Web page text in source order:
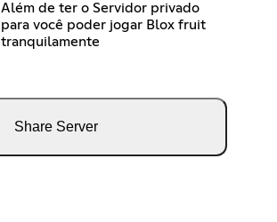
Além de ter o Servidor privado
para você poder jogar Blox fruit
tranquilamente
Share Server